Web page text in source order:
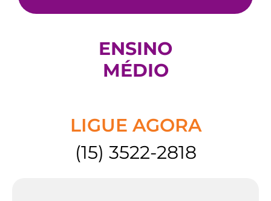
ENSINO
MÉDIO
LIGUE AGORA
(15) 3522-2818